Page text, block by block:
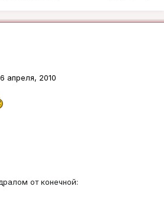
апреля, 2010
от конечной: